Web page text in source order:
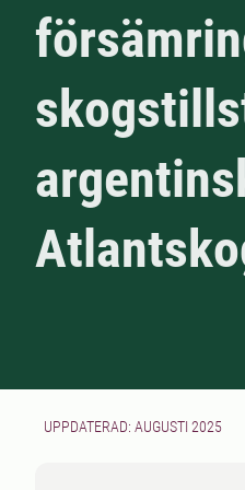
UPPDATERAD: AUGUSTI 2025